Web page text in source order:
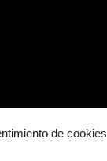
de cookies